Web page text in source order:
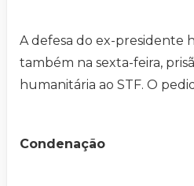
A defesa do ex-presidente
também na sexta-feira,
humanitária ao STF. O
Condenação